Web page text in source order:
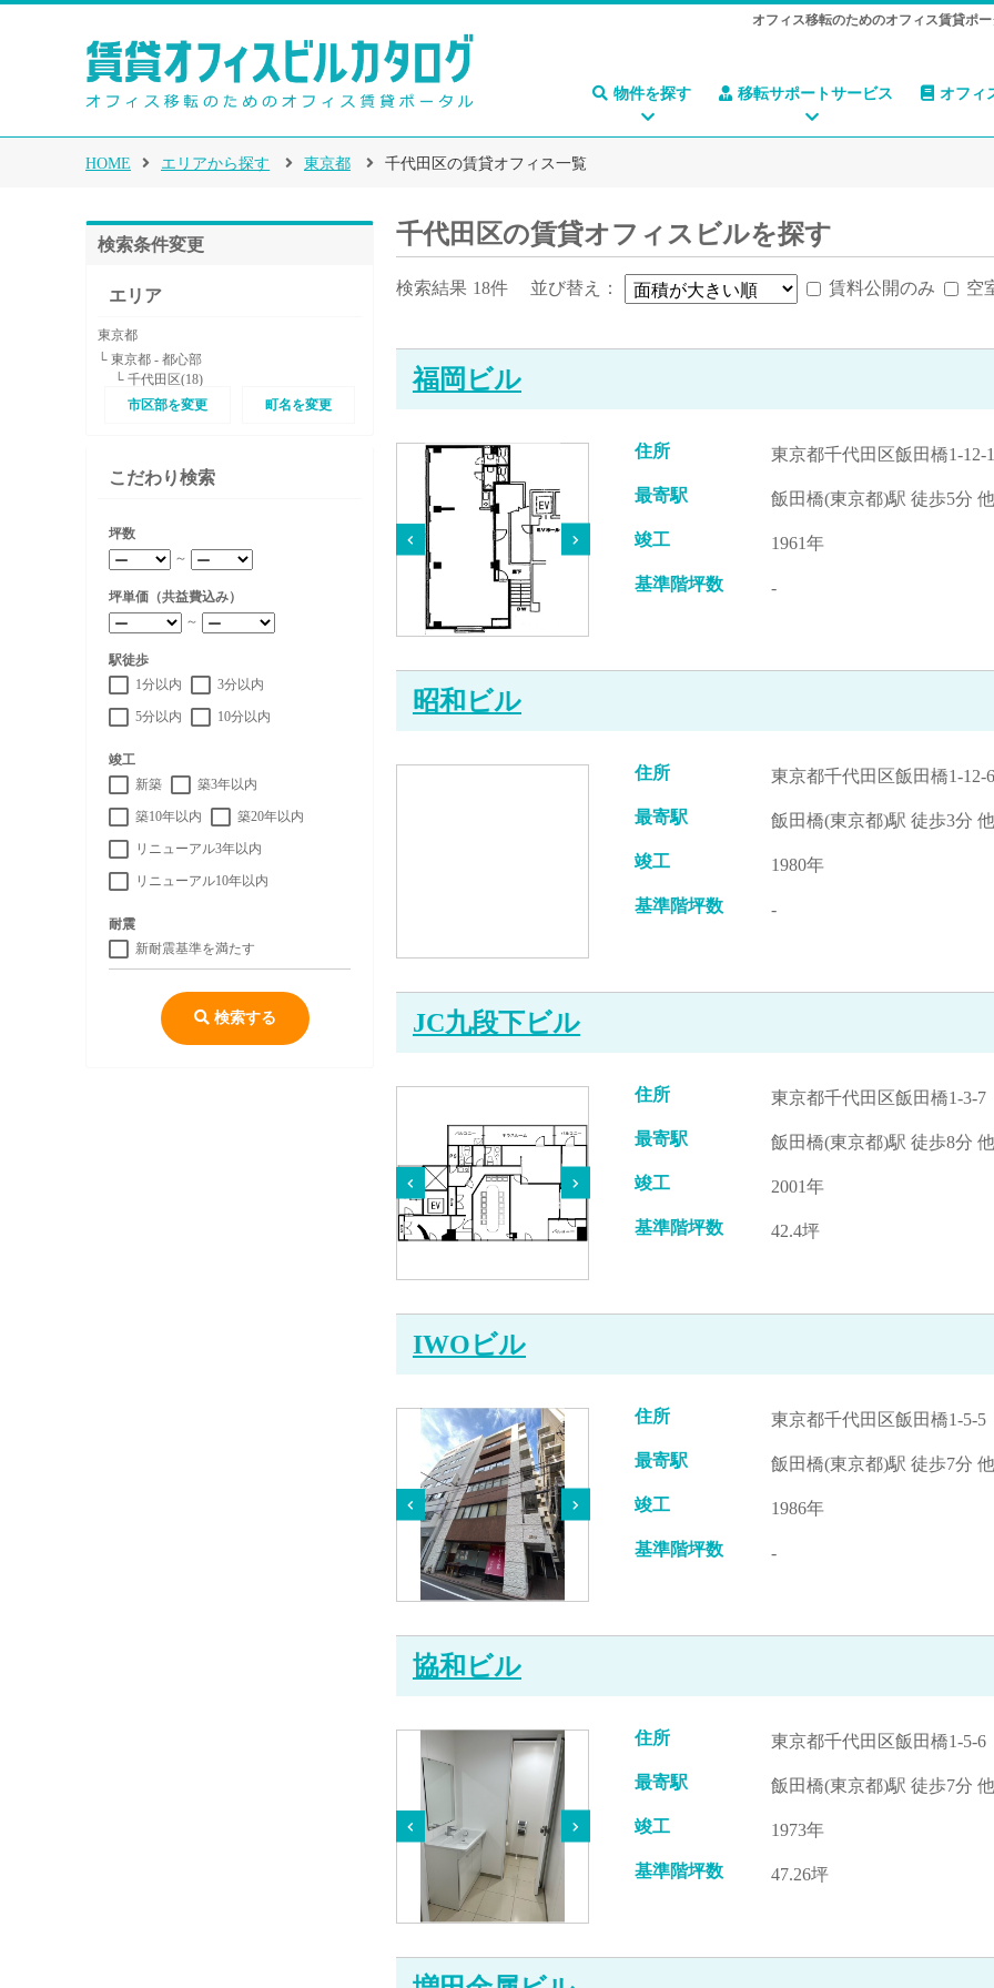
オフィス移転のためのオフィス賃貸ポ
物件を探す 移転サポートサービス オフィ
HOME エリアから探す 東京都 千代田区の賃貸オフィス一覧
検索条件変更
エリア
東京都
└ 東京都 - 都心部
└ 千代田区(18)
市区部を変更
町名を変更
こだわり検索
坪数
～
坪単価（共益費込み）
～
駅徒歩
1分以内
3分以内
5分以内 10分以内
竣工
新築
築3年以内
築10年以内 築20年以内
リニューアル3年以内
リニューアル10年以内
耐震
新耐震基準を満たす
検索する
千代田区の賃貸オフィスビルを探す
検索結果 18件 並び替え： 賃料公開のみ 空
福岡ビル
住所 東京都千代田区飯田橋1-12-
最寄駅 飯田橋(東京都)駅 徒歩5分 他
竣工 1961年
基準階坪数 -
昭和ビル
住所 東京都千代田区飯田橋1-12-6
最寄駅 飯田橋(東京都)駅 徒歩3分 他
竣工 1980年
基準階坪数 -
JC九段下ビル
住所 東京都千代田区飯田橋1-3-7
最寄駅 飯田橋(東京都)駅 徒歩8分 他
竣工 2001年
基準階坪数 42.4坪
IWOビル
住所 東京都千代田区飯田橋1-5-5
最寄駅 飯田橋(東京都)駅 徒歩7分 他
竣工 1986年
基準階坪数 -
協和ビル
住所 東京都千代田区飯田橋1-5-6
最寄駅 飯田橋(東京都)駅 徒歩7分 他
竣工 1973年
基準階坪数 47.26坪